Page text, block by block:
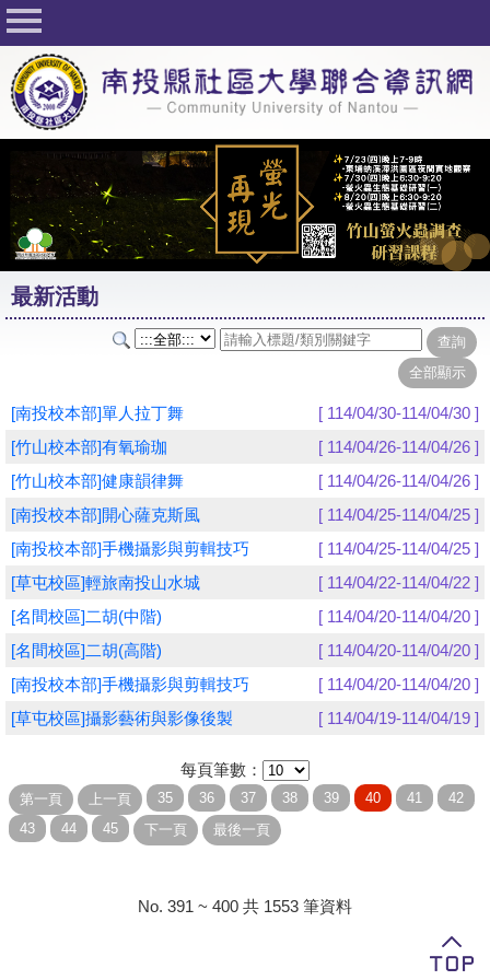
回首頁
關於社大
公佈欄
行事曆
最新活動
活動花絮
課程一覽表
志工與社團
友站連結
網路選課
學員專區
教師專區
評委專區
最新活動
[南投校本部]單人拉丁舞
[ 114/04/30-114/04/30 ]
[竹山校本部]有氧瑜珈
[ 114/04/26-114/04/26 ]
[竹山校本部]健康韻律舞
[ 114/04/26-114/04/26 ]
[南投校本部]開心薩克斯風
[ 114/04/25-114/04/25 ]
[南投校本部]手機攝影與剪輯技巧
[ 114/04/25-114/04/25 ]
[草屯校區]輕旅南投山水城
[ 114/04/22-114/04/22 ]
[名間校區]二胡(中階)
[ 114/04/20-114/04/20 ]
[名間校區]二胡(高階)
[ 114/04/20-114/04/20 ]
[南投校本部]手機攝影與剪輯技巧
[ 114/04/20-114/04/20 ]
[草屯校區]攝影藝術與影像後製
[ 114/04/19-114/04/19 ]
每頁筆數：
No. 391 ~ 400 共 1553 筆資料